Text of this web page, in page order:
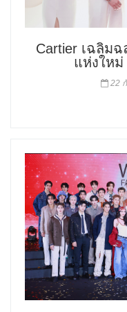
Cartier เฉลิม
แห่งให
22 กั